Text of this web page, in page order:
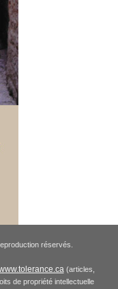
réservés.
(articles,
de propriété intellectuelle